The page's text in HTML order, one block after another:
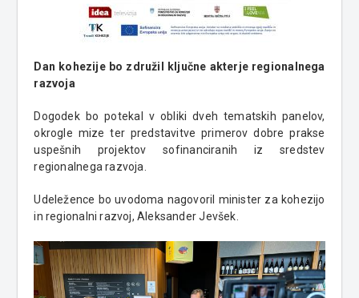
Dan kohezije bo združil ključne akterje regionalnega
razvoja
Dogodek bo potekal v obliki dveh tematskih panelov,
okrogle mize ter predstavitve primerov dobre prakse
uspešnih projektov sofinanciranih iz sredstev
regionalnega razvoja.
Udeležence bo uvodoma nagovoril minister za kohezijo
in regionalni razvoj, Aleksander Jevšek.